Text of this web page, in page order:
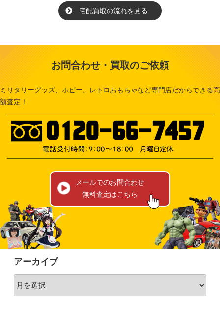
宅配買取の流れを見る
お問合わせ・買取のご依頼
ミリタリーグッズ、ホビー、レトロおもちゃなど専門店だからできる高
額査定！
メールでのお問合わせ
無料査定はこちら
アーカイブ